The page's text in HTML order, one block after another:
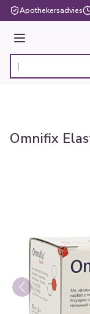
Ga naar de inhoud
Apothekersadvies
Menu
Product, merk,
Omnifix